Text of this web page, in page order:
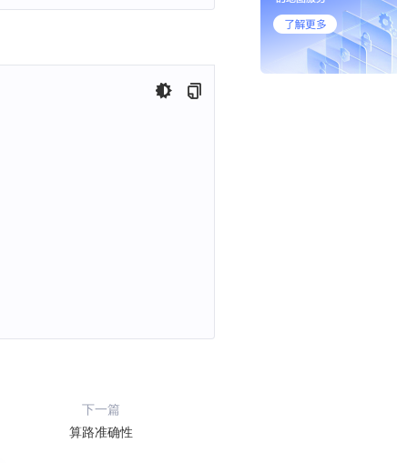
下一篇
算路准确性